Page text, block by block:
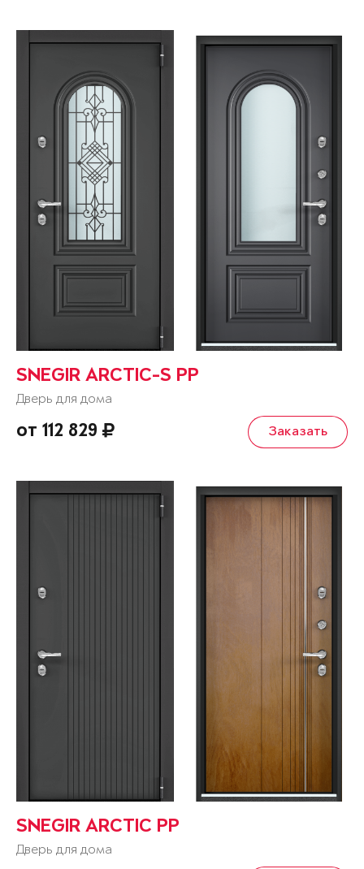
SNEGIR ARCTIC-S PP
Дверь для дома
от 112 829 Заказать
SNEGIR ARCTIC PP
Дверь для дома